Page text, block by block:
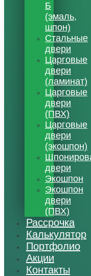
Б
(эмаль,
шпон)
Стальные
двери
Царговые
двери
(ламинат)
Царговые
двери
(ПВХ)
Царговые
двери
(экошпон)
двери
Экошпон
Экошпон
двери
(ПВХ)
Рассрочка
Калькулятор
Портфолио
Акции
Контакты